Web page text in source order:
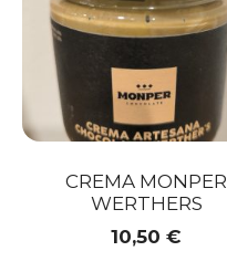
CREMA MONPER
WERTHERS
10,50€